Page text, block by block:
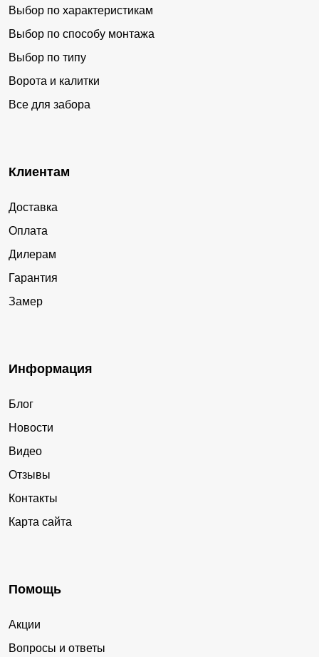
Выбор по характеристикам
Выбор по способу монтажа
Выбор по типу
Ворота и калитки
Все для забора
Клиентам
Доставка
Оплата
Дилерам
Гарантия
Замер
Информация
Блог
Новости
Видео
Отзывы
Контакты
Карта сайта
Помощь
Акции
Вопросы и ответы